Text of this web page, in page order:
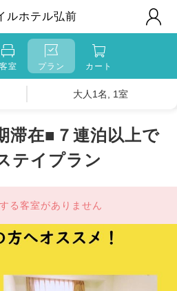
ルホテル弘前
客室 プラン カート
大人1名, 1室
滞在■７連泊以上で
テイプラン
る客室がありません